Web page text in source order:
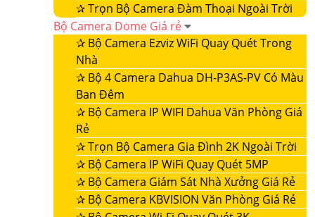
✰Trọn Bộ Camera Đàm Thoại Ngoài Trời
Bộ Camera Dome Giá rẻ
✰ Bộ Camera Ezviz WiFi Quay Quét Trong
Nhà
✰ Bộ 4 Camera Dahua DH-P3AS-PV Có Màu
Ban Đêm
✰ Bộ Camera IP WIFI Dahua Văn Phòng Giá
Rẻ
✰Trọn Bộ Camera Gia Đình 2K Ngoài Trời
✰ Bộ Camera IP WiFi Quay Quét 5MP
✰ Bộ Camera Giám Sát Nhà Xưởng Giá Rẻ
✰ Bộ Camera KBVISION Văn Phòng Giá Rẻ